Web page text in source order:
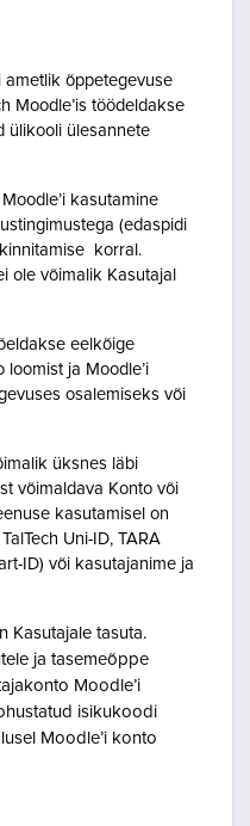
ametlik õppetegevuse
Moodle’is töödeldakse
ülikooli ülesannete
kasutamine
(edaspidi
korral.
ole võimalik Kasutajal
eelkõige
loomist ja Moodle’i
osalemiseks või
üksnes läbi
võimaldava Konto või
kasutamisel on
Uni-ID, TARA
ID) või kasutajanime ja
Kasutajale tasuta.
ja tasemeõppe
Moodle’i
isikukoodi
Moodle’i konto